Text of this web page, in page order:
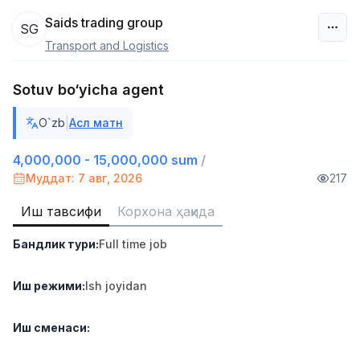
3,000,000 - 6,000,000 sum
MONDO BEST
Full time job
Ish joyidan
Сотув агенти
7,000,000 - 15,000,000 sum
Ish joyidan
Оператор Колл-маркази
SG Saids trading group
Transport and Logistics
Sotuv bo‘yicha agent
O`zb Асл матн
4,000,000 - 15,000,000 sum /
Муддат: 7 авг, 2026 217
Иш тавсифи Корхона ҳақида
Бандлик тури:Full time job
Иш режими:Ish joyidan
Иш сменаси: